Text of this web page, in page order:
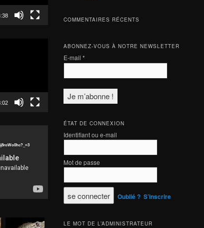
COMMENTAIRES RÉCENTS
ABONNEZ-VOUS À NOTRE NEWSLETTER
E-mail *
ÉTAT DE CONNEXION
Identifiant ou e-mail
Mot de passe
Oublié ? S’inscrire
LE MOT DE L’ADMINISTRATEUR